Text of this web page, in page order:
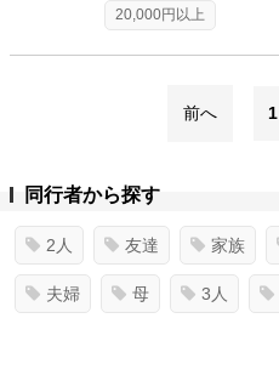
20,000円以上
前へ 1
同行者から探す
2人 友達 家族
夫婦 母 3人